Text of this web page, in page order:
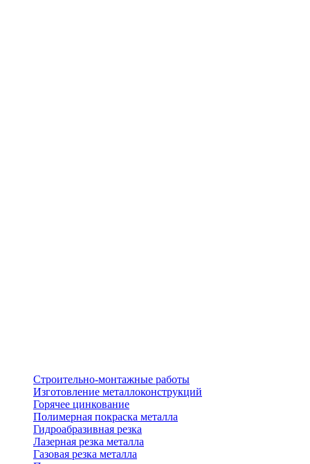
Строительно-монтажные работы
Изготовление металлоконструкций
Горячее цинкование
Полимерная покраска металла
Гидроабразивная резка
Лазерная резка металла
Газовая резка металла